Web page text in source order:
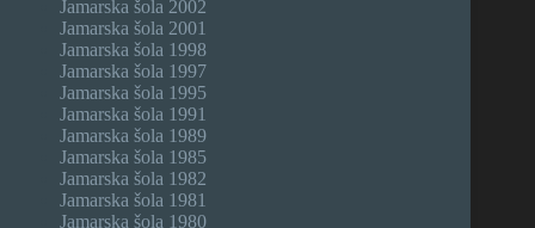
Jamarska šola 2002
Jamarska šola 2001
Jamarska šola 1998
Jamarska šola 1997
Jamarska šola 1995
Jamarska šola 1991
Jamarska šola 1989
Jamarska šola 1985
Jamarska šola 1982
Jamarska šola 1981
Jamarska šola 1980